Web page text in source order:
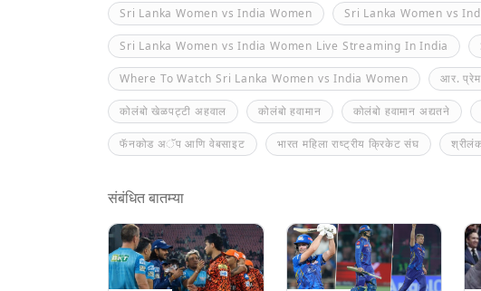
Sri Lanka Women vs India Women Sri Lanka Women vs
Sri Lanka Women vs India Women Live Streaming In India
Where To Watch Sri Lanka Women vs India Women आर.
कोलंबो खेळपट्टी अहवाल कोलंबो हवामान कोलंबो हवामान अद्यतने
फॅनकोड अॅप आणि वेबसाइट भारत महिला राष्ट्रीय क्रिकेट संघ
संबंधित बातम्या